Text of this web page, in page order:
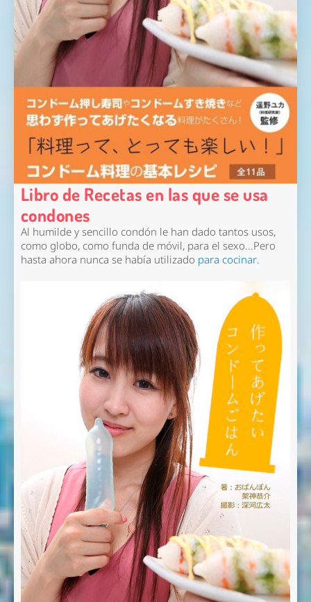
Libro de Recetas en las que se usa
condones
Al humilde y sencillo condón le han dado tantos usos,
como globo, como funda de móvil, para el sexo...Pero
hasta ahora nunca se había utilizado para cocinar.